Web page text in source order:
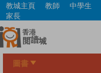
Skip
main
content
教城主頁 教師 中學生
家長
圖書